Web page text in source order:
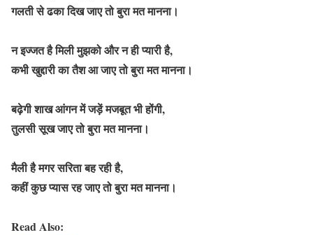
गलती से ढका दिख जाए तो बुरा मत मानना।
न इज्जत है मिली मुझको और न ही प्यारी है,
कभी खुद्दारी का तैश आ जाए तो बुरा मत मानना।
बढ़ेगी शाख आंगन में जड़ें मजबूत भी होंगी,
तुलसी सूख जाए तो बुरा मत मानना।
मैली है मगर सरिता बह रही है,
कहीं कुछ प्यास रह जाए तो बुरा मत मानना।
Read Also: